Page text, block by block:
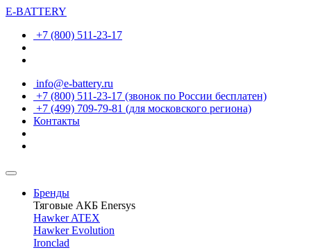
E-BATTERY
+7 (800) 511-23-17
info@e-battery.ru
+7 (800) 511-23-17 (звонок по России бесплатен)
+7 (499) 709-79-81 (для московского региона)
Контакты
Бренды
Тяговые АКБ Enersys
Hawker ATEX
Hawker Evolution
Ironclad